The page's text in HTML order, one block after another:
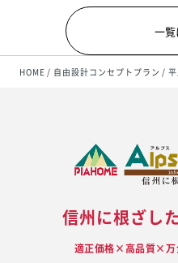
HOME 自由設計コンセプトプラン
一覧
信州に根ざし
適正価格×高品質×万